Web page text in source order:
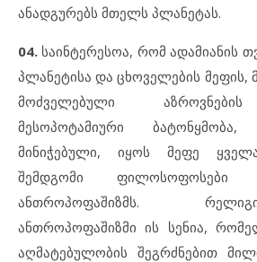
ანადგურებს მთელს პლანეტას.
04. საინტერესოა, რომ ადამიანის
პლანეტისა და ცხოველების მეფის,
მოძველებული აზროვნების
მესოპოტამიური
მინიჭებული, იყოს მეფე
შემდგომი ფილოსოფოსები
ანთროპოფაშიზმს.
ანთროპოფაშიზმი ის სენია,
აღმატებულობის შეგრძნებით